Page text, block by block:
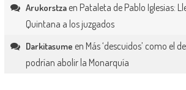
Arukorstzaen Pataleta de Pablo Iglesias:
Quintana a los juzgados
Darkitasume en Más ‘descuidos’ como el
podrían abolir la Monarquía